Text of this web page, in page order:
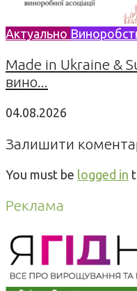
Актуально
Made in Ukraine &
вино...
04.08.2026
Залишити
You must be logged in
Реклама